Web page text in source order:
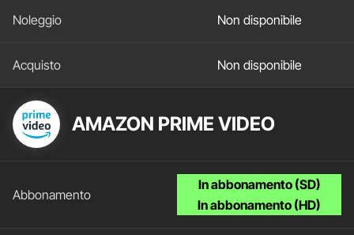
Non disponibile
Non disponibile
AMAZON PRIME VIDEO
In abbonamento (SD)
In abbonamento (HD)